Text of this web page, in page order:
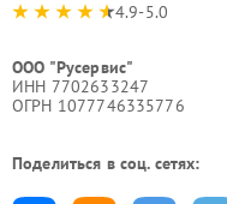
4.9-5.0
ООО "Русервис"
ИНН 7702633247
ОГРН 1077746335776
Поделиться в соц. сетях: